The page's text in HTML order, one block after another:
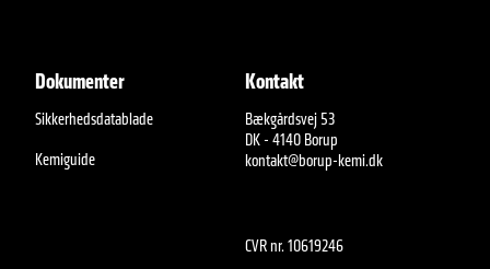
Dokumenter
Sikkerhedsdatablade
Kemiguide
Kontakt
Bækgårdsvej 53
DK - 4140 Borup
kontakt@borup-kemi.dk
CVR nr. 10619246